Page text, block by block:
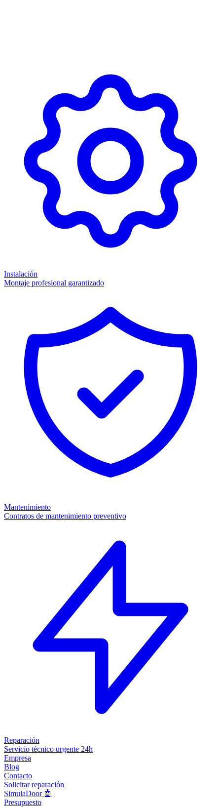
Instalación
Montaje profesional garantizado
Mantenimiento
Contratos de mantenimiento preventivo
Reparación
Servicio técnico urgente 24h
Empresa
Blog
Contacto
Solicitar reparación
SimulaDoor 🤖
Presupuesto